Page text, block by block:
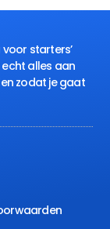
starters’
echt alles aan
zodat je gaat